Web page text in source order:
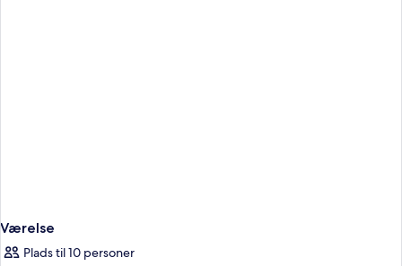
Værelse
Plads til 10 personer